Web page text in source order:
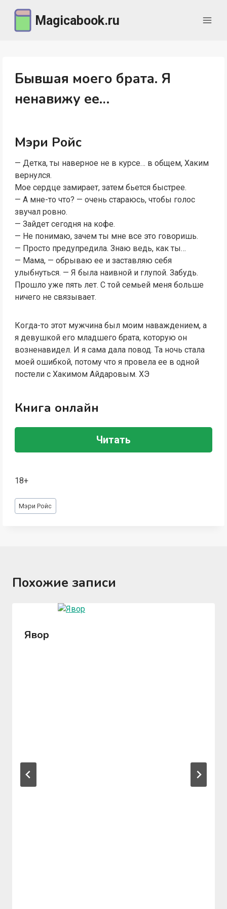
содержимому
Magicabook.ru
Бывшая моего брата. Я
ненавижу ее…
Мэри Ройс
— Детка, ты наверное не в курсе… в общем, Хаким
вернулся.
Мое сердце замирает, затем бьется быстрее.
— А мне-то что? — очень стараюсь, чтобы голос
звучал ровно.
— Зайдет сегодня на кофе.
— Не понимаю, зачем ты мне все это говоришь.
— Просто предупредила. Знаю ведь, как ты…
— Мама, — обрываю ее и заставляю себя
улыбнуться. — Я была наивной и глупой. Забудь.
Прошло уже пять лет. С той семьей меня больше
ничего не связывает.
Когда-то этот мужчина был моим наваждением, а
я девушкой его младшего брата, которую он
возненавидел. И я сама дала повод. Та ночь стала
моей ошибкой, потому что я провела ее в одной
постели с Хакимом Айдаровым. ХЭ
Книга онлайн
Читать
18+
Метки
записи:
Мэри Ройс
Похожие записи
Явор